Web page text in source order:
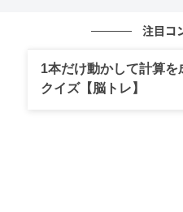
不満や不安があってもそ
これができるだけで、男
注目コ
1本だけ動かして計算
クイズ【脳トレ】